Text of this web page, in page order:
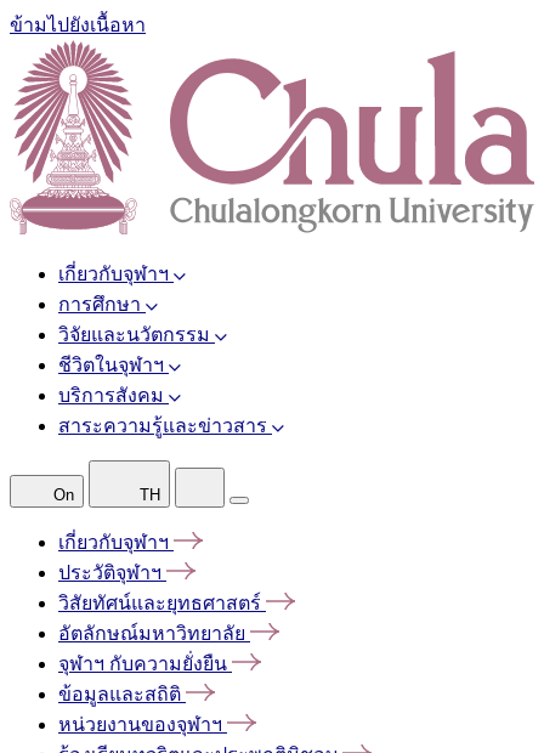
ข้ามไปยังเนื้อหา
เกี่ยวกับจุฬาฯ
การศึกษา
วิจัยและนวัตกรรม
ชีวิตในจุฬาฯ
บริการสังคม
สาระความรู้และข่าวสาร
On TH
เกี่ยวกับจุฬาฯ
ประวัติจุฬาฯ
วิสัยทัศน์และยุทธศาสตร์
อัตลักษณ์มหาวิทยาลัย
จุฬาฯ กับความยั่งยืน
ข้อมูลและสถิติ
หน่วยงานของจุฬาฯ